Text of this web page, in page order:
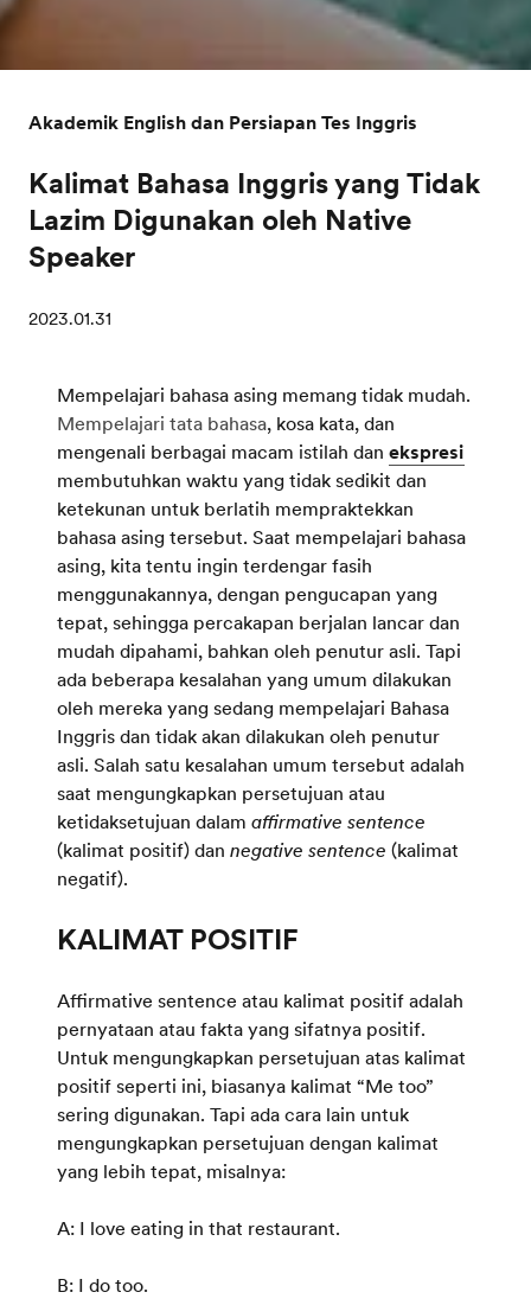
Akademik English dan Persiapan Tes Inggris
Kalimat Bahasa Inggris yang Tidak
Lazim Digunakan oleh Native
Speaker
2023.01.31
Mempelajari bahasa asing memang tidak mudah.
Mempelajari tata bahasa, kosa kata, dan
mengenali berbagai macam istilah dan ekspresi
membutuhkan waktu yang tidak sedikit dan
ketekunan untuk berlatih mempraktekkan
bahasa asing tersebut. Saat mempelajari bahasa
asing, kita tentu ingin terdengar fasih
menggunakannya, dengan pengucapan yang
tepat, sehingga percakapan berjalan lancar dan
mudah dipahami, bahkan oleh penutur asli. Tapi
ada beberapa kesalahan yang umum dilakukan
oleh mereka yang sedang mempelajari Bahasa
Inggris dan tidak akan dilakukan oleh penutur
asli. Salah satu kesalahan umum tersebut adalah
saat mengungkapkan persetujuan atau
ketidaksetujuan dalam affirmative sentence
(kalimat positif) dan negative sentence (kalimat
negatif).
Affirmative sentence atau kalimat positif adalah
pernyataan atau fakta yang sifatnya positif.
Untuk mengungkapkan persetujuan atas kalimat
positif seperti ini, biasanya kalimat “Me too”
sering digunakan. Tapi ada cara lain untuk
mengungkapkan persetujuan dengan kalimat
yang lebih tepat, misalnya:
A: I love eating in that restaurant.
B: I do too.